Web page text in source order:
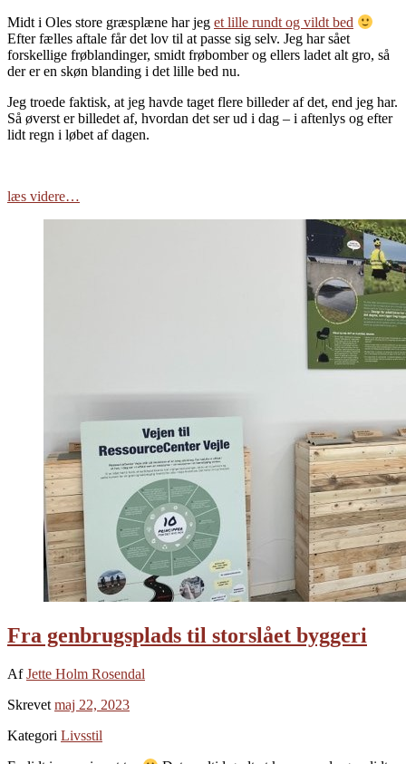
Midt i Oles store græsplæne har jeg et lille rundt og vildt bed
Efter fælles aftale får det lov til at passe sig selv. Jeg har sået
forskellige frøblandinger, smidt frøbomber og ellers ladet alt gro, så
der er en skøn blanding i det lille bed nu.
Jeg troede faktisk, at jeg havde taget flere billeder af det, end jeg har.
Så øverst er billedet af, hvordan det ser ud i dag – i aftenlys og efter
lidt regn i løbet af dagen.
læs videre…
Fra genbrugsplads til storslået byggeri
AfJette Holm Rosendal
Skrevet maj 22, 2023
Kategori Livsstil